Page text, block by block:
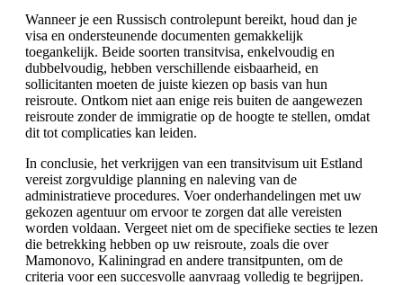
Wanneer je een Russisch controlepunt bereikt, houd dan je
visa en ondersteunende documenten gemakkelijk
toegankelijk. Beide soorten transitvisa, enkelvoudig en
dubbelvoudig, hebben verschillende eisbaarheid, en
sollicitanten moeten de juiste kiezen op basis van hun
reisroute. Ontkom niet aan enige reis buiten de aangewezen
reisroute zonder de immigratie op de hoogte te stellen, omdat
dit tot complicaties kan leiden.
In conclusie, het verkrijgen van een transitvisum uit Estland
vereist zorgvuldige planning en naleving van de
administratieve procedures. Voer onderhandelingen met uw
gekozen agentuur om ervoor te zorgen dat alle vereisten
worden voldaan. Vergeet niet om de specifieke secties te lezen
die betrekking hebben op uw reisroute, zoals die over
Mamonovo, Kaliningrad en andere transitpunten, om de
criteria voor een succesvolle aanvraag volledig te begrijpen.